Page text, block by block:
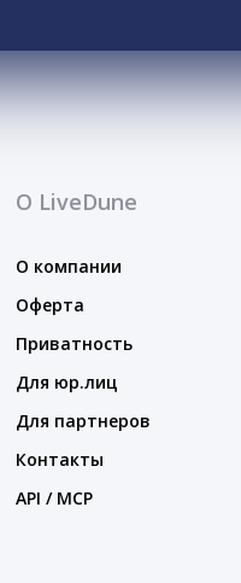
О LiveDune
О компании
Оферта
Приватность
Для юр.лиц
Для партнеров
Контакты
API / MCP